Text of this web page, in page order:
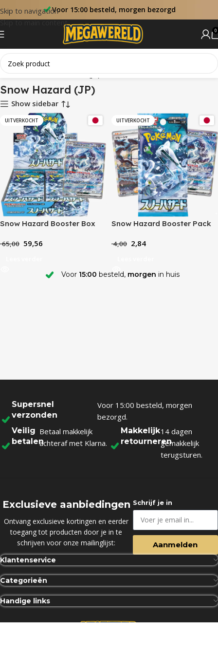
Skip to navigation
Skip to main content
Voor 15:00 besteld, morgen bezorgd
0
Home Sets Snow Hazard (JP)
Snow Hazard (JP)
Show sidebar
UITVERKOCHT
Snow Hazard Booster Box
65,00 59,56
UITVERKOCHT
Snow Hazard Booster Pack
4,00 2,84
Voor 15:00 besteld, morgen in huis
Supersnel
verzonden
Voor 15:00 besteld, morgen
bezorgd.
Veilig
betalen
Betaal makkelijk
achteraf met Klarna.
Makkelijk
retourneren
14 dagen
gemakkelijk
terugsturen.
Exclusieve aanbiedingen
Ontvang exclusieve kortingen en eerder
toegang tot producten door je in te
schrijven voor onze mailinglijst:
Schrijf je in
Aanmelden
Klantenservice
Categorieën
Handige links